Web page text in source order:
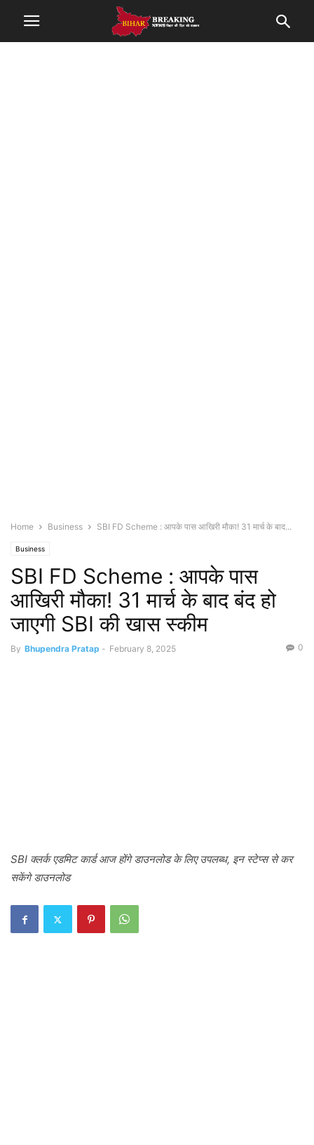
Home Business SBI FD Scheme : आपके पास आखिरी मौका! 31 मार्च के बाद...
Business
SBI FD Scheme : आपके पास
आखिरी मौका! 31 मार्च के बाद बंद हो
जाएगी SBI की खास स्कीम
By Bhupendra Pratap - February 8, 2025 0
SBI क्लर्क एडमिट कार्ड आज होंगे डाउनलोड के लिए उपलब्ध, इन स्टेप्स से कर
सकेंगे डाउनलोड